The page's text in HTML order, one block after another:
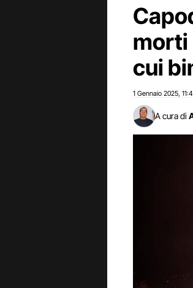
morti
cui
1 Gennaio 2025
A cura di